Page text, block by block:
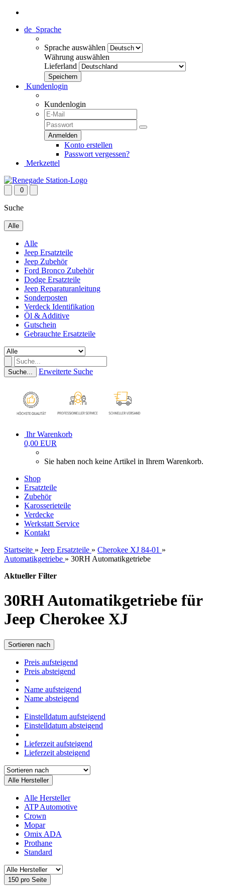
de Sprache
Sprache auswählen
Währung auswählen
Lieferland
Kundenlogin
Kundenlogin
Konto erstellen
Passwort vergessen?
Merkzettel
0
Suche
Alle
Alle
Jeep Ersatzteile
Jeep Zubehör
Ford Bronco Zubehör
Dodge Ersatzteile
Jeep Reparaturanleitung
Sonderposten
Verdeck Identifikation
Öl & Additive
Gutschein
Gebrauchte Ersatzteile
Suche... Erweiterte Suche
Ihr Warenkorb
0,00 EUR
Sie haben noch keine Artikel in Ihrem Warenkorb.
Shop
Ersatzteile
Zubehör
Karosserieteile
Verdecke
Werkstatt Service
Kontakt
Startseite » Jeep Ersatzteile » Cherokee XJ 84-01 »
Automatikgetriebe » 30RH Automatikgetriebe
Aktueller Filter
30RH Automatikgetriebe für
Jeep Cherokee XJ
Sortieren nach
Preis aufsteigend
Preis absteigend
Name aufsteigend
Name absteigend
Einstelldatum aufsteigend
Einstelldatum absteigend
Lieferzeit aufsteigend
Lieferzeit absteigend
Alle Hersteller
Alle Hersteller
ATP Automotive
Crown
Mopar
Omix ADA
Prothane
Standard
150 pro Seite